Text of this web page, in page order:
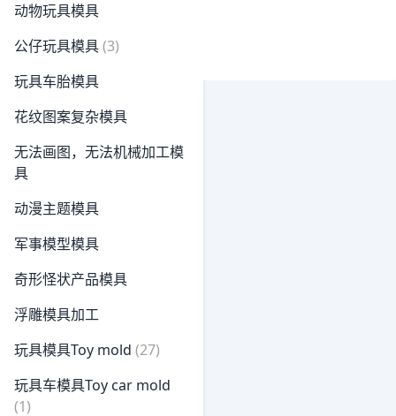
动物玩具模具
公仔玩具模具(3)
玩具车胎模具
花纹图案复杂模具
无法画图，无法机械加工模
具
动漫主题模具
军事模型模具
奇形怪状产品模具
浮雕模具加工
玩具模具Toy mold (27)
玩具车模具Toy car mold
(1)